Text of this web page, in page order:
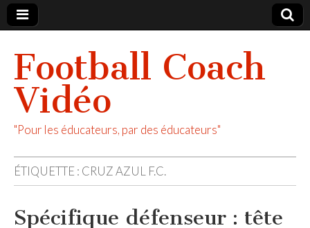
Football Coach
Vidéo
"Pour les éducateurs, par des éducateurs"
ÉTIQUETTE : CRUZ AZUL F.C.
Spécifique défenseur : tête